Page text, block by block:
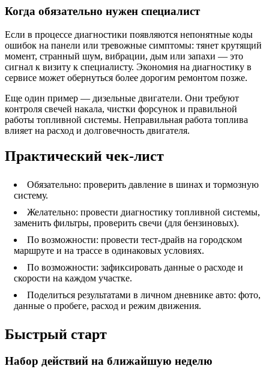
Когда обязательно нужен специалист
Если в процессе диагностики появляются непонятные коды
ошибок на панели или тревожные симптомы: тянет крутящий
момент, странный шум, вибрации, дым или запахи — это
сигнал к визиту к специалисту. Экономия на диагностику в
сервисе может обернуться более дорогим ремонтом позже.
Еще один пример — дизельные двигатели. Они требуют
контроля свечей накала, чистки форсунок и правильной
работы топливной системы. Неправильная работа топлива
влияет на расход и долговечность двигателя.
Практический чек-лист
Обязательно: проверить давление в шинах и тормозную
систему.
Желательно: провести диагностику топливной системы,
заменить фильтры, проверить свечи (для бензиновых).
По возможности: провести тест-драйв на городском
маршруте и на трассе в одинаковых условиях.
По возможности: зафиксировать данные о расходе и
скорости на каждом участке.
Поделиться результатами в личном дневнике авто: фото,
данные о пробеге, расход и режим движения.
Быстрый старт
Набор действий на ближайшую неделю